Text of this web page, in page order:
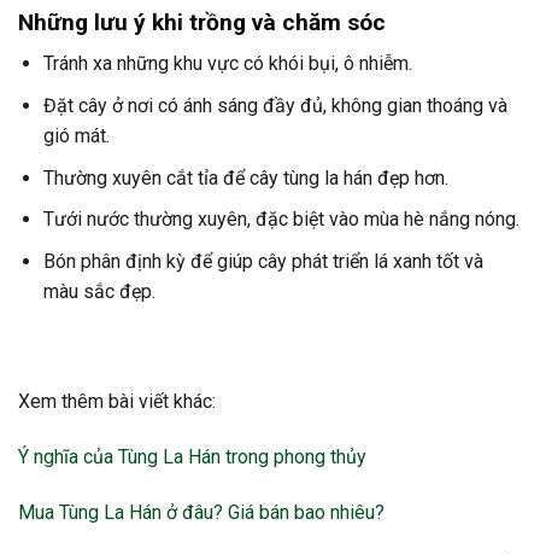
Những lưu ý khi trồng và chăm sóc
Tránh xa những khu vực có khói bụi, ô nhiễm.
Đặt cây ở nơi có ánh sáng đầy đủ, không gian thoáng và
gió mát.
Thường xuyên cắt tỉa để cây tùng la hán đẹp hơn.
Tưới nước thường xuyên, đặc biệt vào mùa hè nắng nóng.
Bón phân định kỳ để giúp cây phát triển lá xanh tốt và
màu sắc đẹp.
Xem thêm bài viết khác:
Ý nghĩa của Tùng La Hán trong phong thủy
Mua Tùng La Hán ở đâu? Giá bán bao nhiêu?